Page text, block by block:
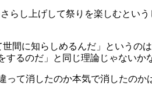
らし上げして祭りを楽しむとい
間に知らしめるんだ」というの
るのだ」と同じ理論じゃないか
て消したのか本気で消したのか